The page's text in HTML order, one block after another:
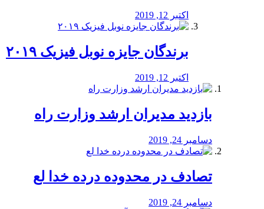
اکتبر 12, 2019
برندگان جایزه نوبل فیزیک ۲۰۱۹
اکتبر 12, 2019
بازدید مدیران ارشد وزارت راه
دسامبر 24, 2019
تصادف در محدوده درده خدا لع
دسامبر 24, 2019